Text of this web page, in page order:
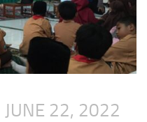
JUNE 22, 2022